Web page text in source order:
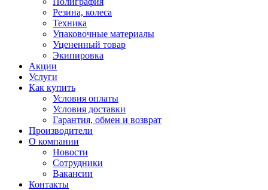
Резина, колеса
Техника
Упаковочные материалы
Уцененный товар
Экипировка
Акции
Услуги
Как купить
Условия оплаты
Условия доставки
Гарантия, обмен и возврат
Производители
О компании
Новости
Сотрудники
Вакансии
Контакты